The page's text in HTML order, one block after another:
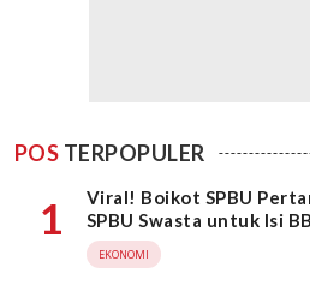
POS TERPOPULER
1
Viral! Boikot SPBU
SPBU Swasta untuk Isi
EKONOMI